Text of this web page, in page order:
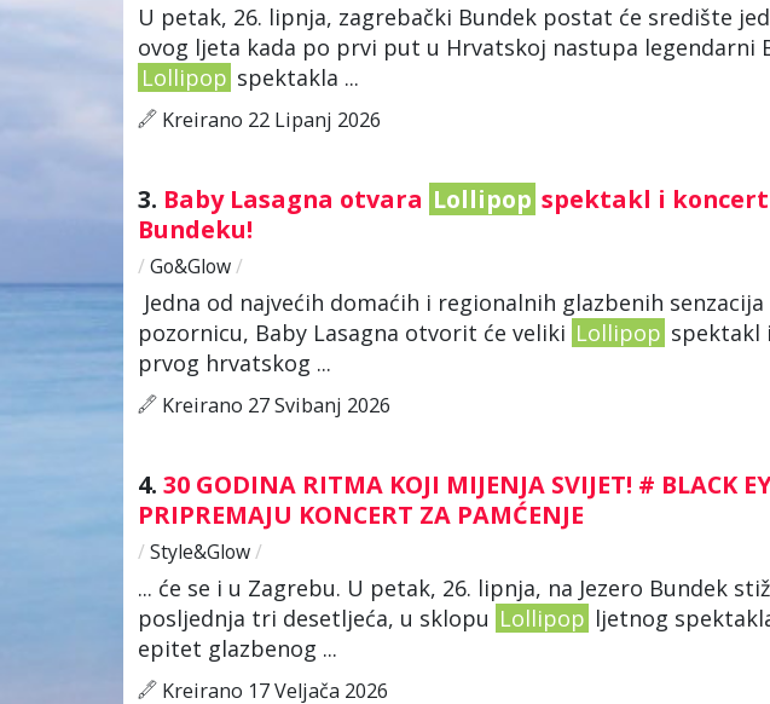
U petak, 26. lipnja, zagrebački Bundek postat će središte
ovog ljeta kada po prvi put u Hrvatskoj nastupa legendarni
Lollipop spektakla ...
Kreirano 22 Lipanj 2026
3. Baby Lasagna otvara Lollipop spektakl i koncert
Bundeku!
/ Go&Glow/
Jedna od najvećih domaćih i regionalnih glazbenih
pozornicu, Baby Lasagna otvorit će veliki Lollipop spektakl
prvog hrvatskog ...
Kreirano 27 Svibanj 2026
4. 30 GODINA RITMA KOJI MIJENJA SVIJET! # BLACK
PRIPREMAJU KONCERT ZA PAMĆENJE
/ Style&Glow/
... će se i u Zagrebu. U petak, 26. lipnja, na Jezero Bundek
posljednja tri desetljeća, u sklopu Lollipop ljetnog
epitet glazbenog ...
Kreirano 17 Veljača 2026